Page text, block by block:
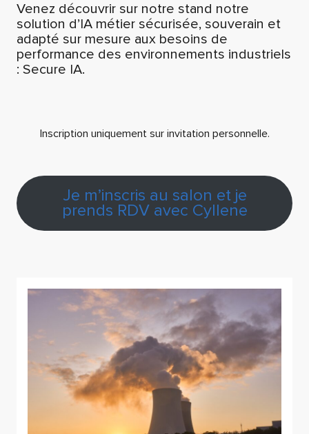
Venez découvrir sur notre stand notre
solution d’IA métier sécurisée, souverain et
adapté sur mesure aux besoins de
performance des environnements industriels
: Secure IA.
Inscription uniquement sur invitation personnelle.
Je m’inscris au salon et je
prends RDV avec Cyllene